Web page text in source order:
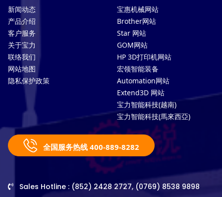
新闻动态
产品介绍
客户服务
关于宝力
联络我们
网站地图
隐私保护政策
宝惠机械网站
Brother网站
Star 网站
GOM网站
HP 3D打印机网站
宏领智能装备
Automation网站
Extend3D 网站
宝力智能科技(越南)
宝力智能科技(馬來西亞)
全国服务热线 400-889-8282
Sales Hotline : (852) 2428 2727, (0769) 8538 9898